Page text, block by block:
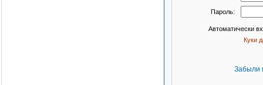
Пароль:
Автоматически
Куки
Забыли